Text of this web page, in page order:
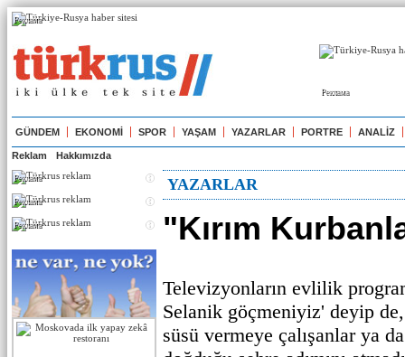
Реклама
Реклама
GÜNDEM EKONOMİ SPOR YAŞAM YAZARLAR PORTRE ANALİZ
Reklam Hakkımızda
Реклама
Реклама
Реклама
YAZARLAR
"Kırım
Televizyonların evlilik
Selanik göçmeniyiz' deyip
süsü vermeye çalışanlar ya